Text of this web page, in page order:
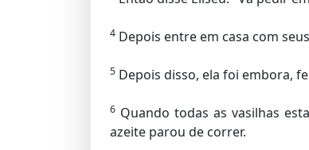
4 Depois entre em casa com
5 Depois disso, ela foi embora,
6 Quando todas as vasilhas
azeite parou de correr.